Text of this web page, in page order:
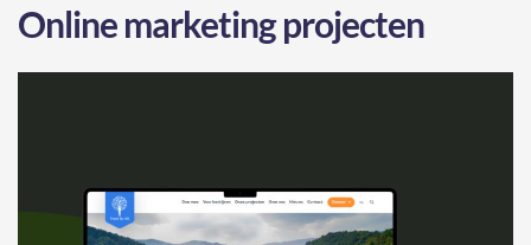
Online marketing projecten